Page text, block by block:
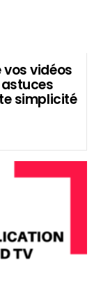
vos vidéos
astuces
simplicité